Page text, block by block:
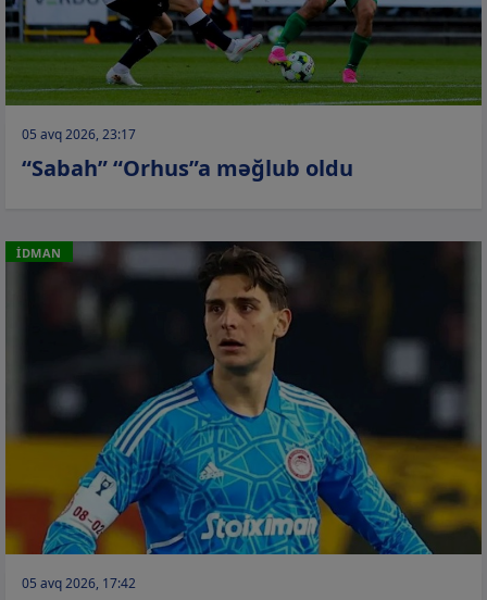
05 avq 2026, 23:17
“Sabah” “Orhus”a məğlub oldu
İDMAN
05 avq 2026, 17:42